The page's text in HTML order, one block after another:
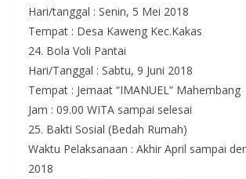
Hari/tanggal : Senin, 5 Mei 2018
Tempat : Desa Kaweng Kec.Kakas
24. Bola Voli Pantai
Hari/Tanggal : Sabtu, 9 Juni 2018
Tempat : Jemaat “IMANUEL” Mahembang
Jam : 09.00 WITA sampai selesai
25. Bakti Sosial (Bedah Rumah)
Waktu Pelaksanaan : Akhir April sampai
2018